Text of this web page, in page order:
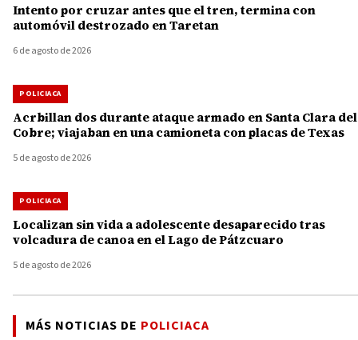
Intento por cruzar antes que el tren, termina con
automóvil destrozado en Taretan
6 de agosto de 2026
POLICIACA
Acrbillan dos durante ataque armado en Santa Clara del
Cobre; viajaban en una camioneta con placas de Texas
5 de agosto de 2026
POLICIACA
Localizan sin vida a adolescente desaparecido tras
volcadura de canoa en el Lago de Pátzcuaro
5 de agosto de 2026
MÁS NOTICIAS DE POLICIACA